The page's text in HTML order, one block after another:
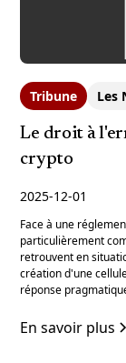
Tribune Les
Le droit à
crypto
2025-12-01
Face à une
particulièrement
retrouvent en
création d'une
réponse
En savoir plus